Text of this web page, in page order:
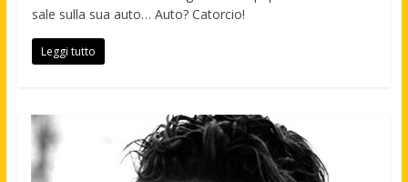
sale sulla sua auto… Auto? Catorcio!
Leggi tutto